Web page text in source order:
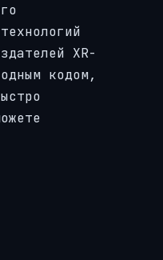
XR-
кодом,